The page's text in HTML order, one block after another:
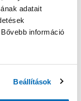
adatait
információ
Beállítások